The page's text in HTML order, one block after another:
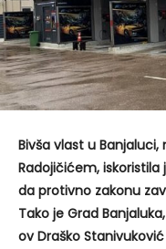
Bivša vlast u
Radojičićem,
da protivno zakonu
Tako je Grad
ov Draško